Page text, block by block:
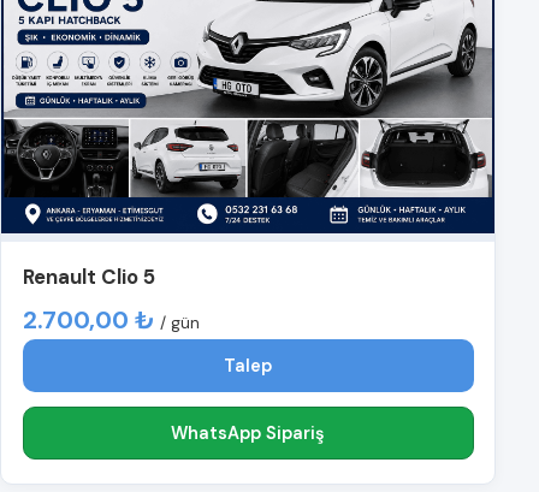
Renault Clio 5
2.700,00 ₺ / gün
Talep
WhatsApp Sipariş